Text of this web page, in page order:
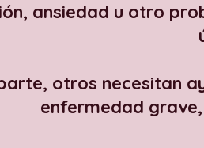
ansiedad u otro
otros necesitan
enfermedad